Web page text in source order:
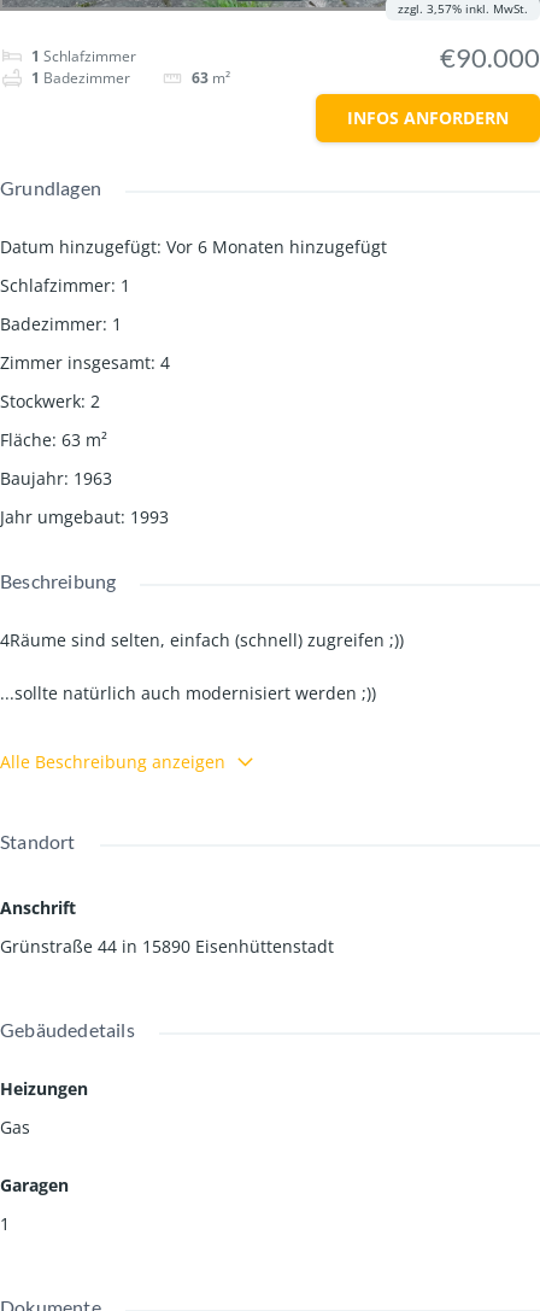
1 Schlafzimmer
1 Badezimmer 63 m²
€90.000
zzgl. 3,57% inkl. MwSt.
INFOS ANFORDERN
Grundlagen
Datum hinzugefügt: Vor 6 Monaten hinzugefügt
Schlafzimmer: 1
Badezimmer: 1
Zimmer insgesamt: 4
Stockwerk: 2
Fläche: 63 m²
Baujahr: 1963
Jahr umgebaut: 1993
Beschreibung
4Räume sind selten, einfach (schnell) zugreifen ;))
...sollte natürlich auch modernisiert werden ;))
(212Euro Hausgeld)
Alle Beschreibung anzeigen
Standort
Anschrift
Grünstraße 44 in 15890 Eisenhüttenstadt
Gebäudedetails
Heizungen
Gas
Garagen
1
Dokumente